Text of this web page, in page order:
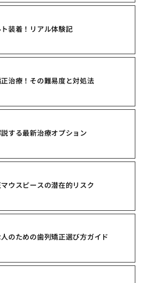
装着！リアル体験記
治療！その難易度と対処法
する最新治療オプション
ウスピースの潜在的リスク
のための歯列矯正選び方ガイド